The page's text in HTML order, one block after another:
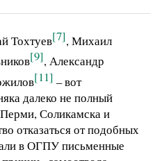
Тохтуев[7], Михаил
[9], Александр
[11] – вот
далеко не полный
Соликамска и
отказаться от подобных
в ОГПУ письменные